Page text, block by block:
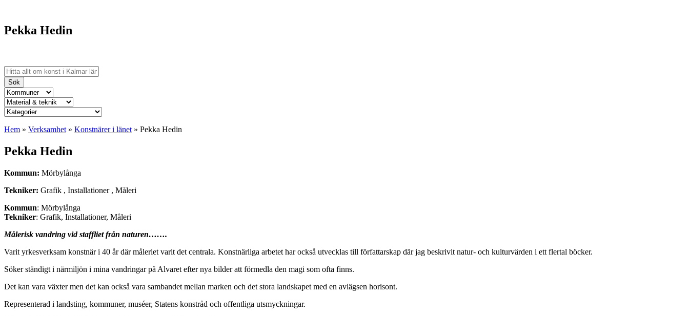
Pekka Hedin
Sök
Hem » Verksamhet » Konstnärer i länet » Pekka Hedin
Pekka Hedin
Kommun: Mörbylånga
Tekniker: Grafik , Installationer , Måleri
Kommun: Mörbylånga
Tekniker: Grafik, Installationer, Måleri
Målerisk vandring vid staffliet från naturen…….
Varit yrkesverksam konstnär i 40 år där måleriet varit det centrala. Konstnärliga arbetet har också utvecklas till författarskap där jag beskrivit natur- och kulturvärden i ett flertal böcker.
Söker ständigt i närmiljön i mina vandringar på Alvaret efter nya bilder att förmedla den magi som ofta finns.
Det kan vara växter men det kan också vara sambandet mellan marken och det stora landskapet med en avlägsen horisont.
Representerad i landsting, kommuner, muséer, Statens konstråd och offentliga utsmyckningar.